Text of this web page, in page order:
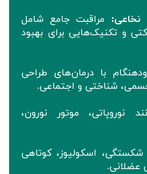
مراقبت جامع شامل
و تکنیک‌هایی برای بهبود
با درمان‌های طراحی
شناختی و اجتماعی.
نوروپاتی، موتور نورون،
شکستگی، اسکولیوز، کوتاهی
عضلانی.